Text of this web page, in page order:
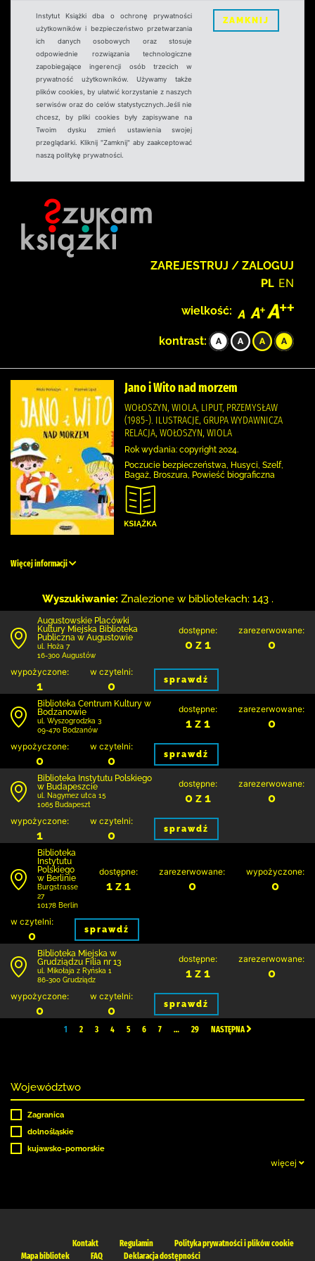
Instytut Książki dba o ochronę prywatności
użytkowników i bezpieczeństwo przetwarzania
ich danych osobowych oraz stosuje
odpowiednie rozwiązania technologiczne
zapobiegające ingerencji osób trzecich w
prywatność użytkowników. Używamy także
plików cookies, by ułatwić korzystanie z naszych
serwisów oraz do celów statystycznych.Jeśli nie
chcesz, by pliki cookies były zapisywane na
Twoim dysku zmień ustawienia swojej
przeglądarki. Kliknij "Zamknij" aby zaakceptować
naszą politykę prywatności.
ZAMKNIJ
ZAREJESTRUJ / ZALOGUJ
PL EN
wielkość:
kontrast:
Jano i Wito nad morzem
WOŁOSZYN, WIOLA, LIPUT, PRZEMYSŁAW
(1985-). ILUSTRACJE, GRUPA WYDAWNICZA
RELACJA, WOŁOSZYN, WIOLA
Rok wydania: copyright 2024.
Poczucie bezpieczeństwa, Husyci, Szelf,
Bagaż, Broszura, Powieść biograficzna
Więcej informacji
Wyszukiwanie: Znalezione w bibliotekach: 143 .
Augustowskie Placówki
Kultury Miejska Biblioteka
Publiczna w Augustowie
ul. Hoża 7
16-300 Augustów
dostępne:
0 z 1
zarezerwowane:
0
wypożyczone:
1
w czytelni:
0 sprawdź
Biblioteka Centrum Kultury w
Bodzanowie
ul. Wyszogrodzka 3
09-470 Bodzanów
dostępne:
1 z 1
zarezerwowane:
0
wypożyczone:
0
w czytelni:
0 sprawdź
Biblioteka Instytutu Polskiego
w Budapeszcie
ul. Nagymez utca 15
1065 Budapeszt
dostępne:
0 z 1
zarezerwowane:
0
wypożyczone:
1
w czytelni:
0 sprawdź
Biblioteka
Instytutu
Polskiego
w Berlinie
Burgstrasse
27
10178 Berlin
dostępne:
1 z 1
zarezerwowane:
0
wypożyczone:
0
w czytelni:
0 sprawdź
Biblioteka Miejska w
Grudziądzu Filia nr 13
ul. Mikołaja z Ryńska 1
86-300 Grudziądz
dostępne:
1 z 1
zarezerwowane:
0
wypożyczone:
0
w czytelni:
0 sprawdź
1 2 3 4 5 6 7 … 29 NASTĘPNA
Województwo
Zagranica
dolnośląskie
kujawsko-pomorskie
więcej
Kontakt Regulamin
Polityka prywatności i plików cookie
Mapa bibliotek
FAQ Deklaracja dostępności